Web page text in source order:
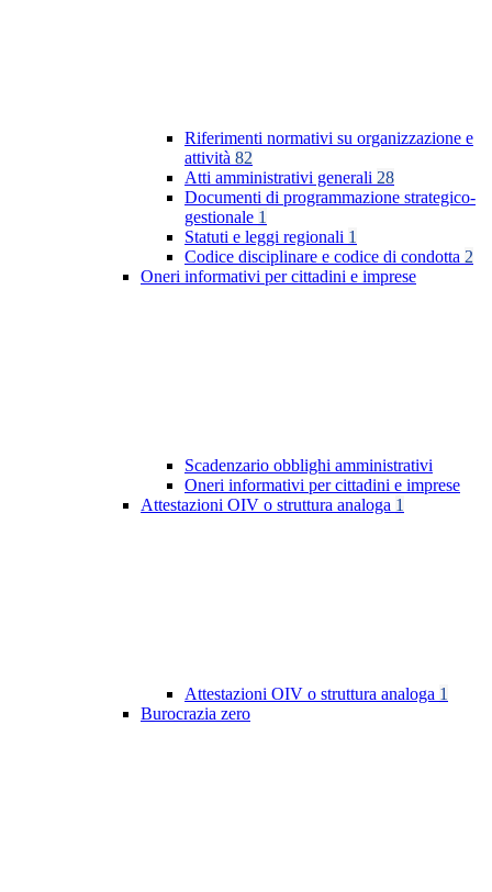
Riferimenti normativi su organizzazione e
attività 82
Atti amministrativi generali 28
Documenti di programmazione strategico-
gestionale 1
Statuti e leggi regionali 1
Codice disciplinare e codice di condotta 2
Oneri informativi per cittadini e imprese
Scadenzario obblighi amministrativi
Oneri informativi per cittadini e imprese
Attestazioni OIV o struttura analoga 1
Attestazioni OIV o struttura analoga 1
Burocrazia zero